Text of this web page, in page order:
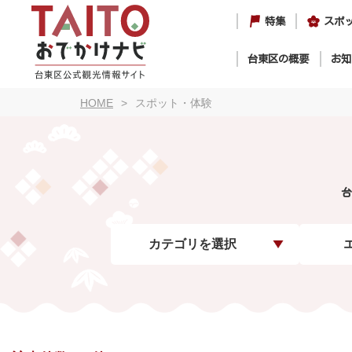
特集 スポ
台東区の概要 お
HOME スポット・体験
カテゴリを選択